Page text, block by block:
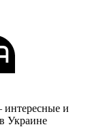
и
Украине